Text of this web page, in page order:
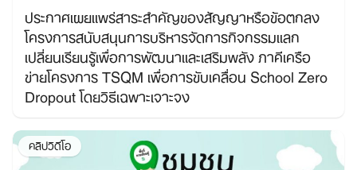
ประกาศเผยแพร่สาระสำคัญของสัญญาหรือข้อตกลง
โครงการสนับสนุนการบริหารจัดการกิจกรรมแลก
เปลี่ยนเรียนรู้เพื่อการพัฒนาและเสริมพลัง ภาคีเครือ
ข่ายโครงการ TSQM เพื่อการขับเคลื่อน School Zero
Dropout โดยวิธีเฉพาะเจาะจง
คลิปวิดีโอ